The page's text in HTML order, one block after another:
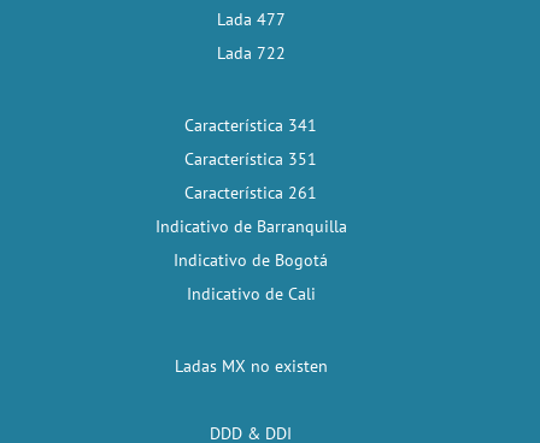
Lada 477
Lada 722
Característica 341
Característica 351
Característica 261
Indicativo de Barranquilla
Indicativo de Bogotá
Indicativo de Cali
Ladas MX no existen
DDD & DDI